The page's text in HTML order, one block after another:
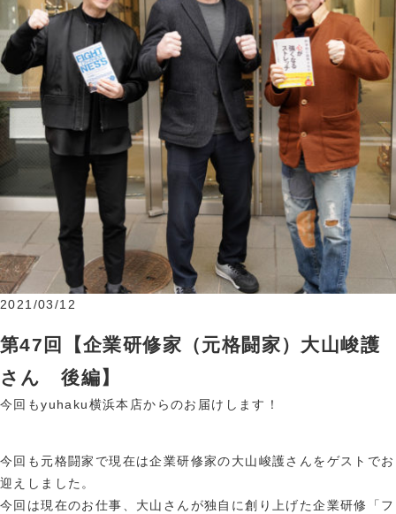
2021/03/12
第47回【企業研修家（元格闘家）大山峻護
さん 後編】
今回もyuhaku横浜本店からのお届けします！
今回も元格闘家で現在は企業研修家の大山峻護さんをゲストでお
迎えしました。
今回は現在のお仕事、大山さんが独自に創り上げた企業研修「フ